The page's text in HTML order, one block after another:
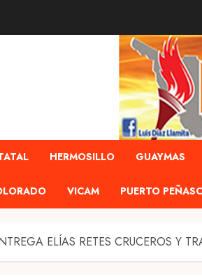
HERMOSILLO GUAYMAS
VICAM PUERTO
ELÍAS RETES CRUCEROS Y